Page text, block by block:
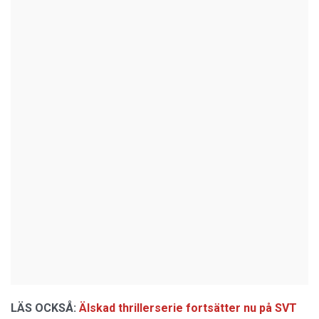
LÄS OCKSÅ: Älskad thrillerserie fortsätter nu på SVT